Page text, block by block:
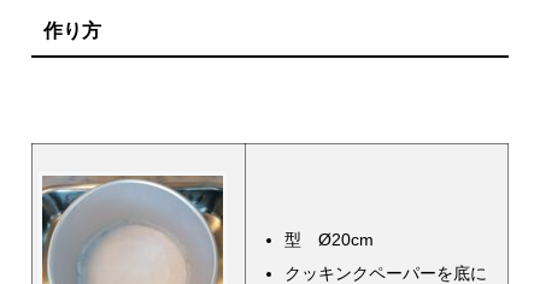
作り方
型 Ø20cm
クッキンクペーパーを底に